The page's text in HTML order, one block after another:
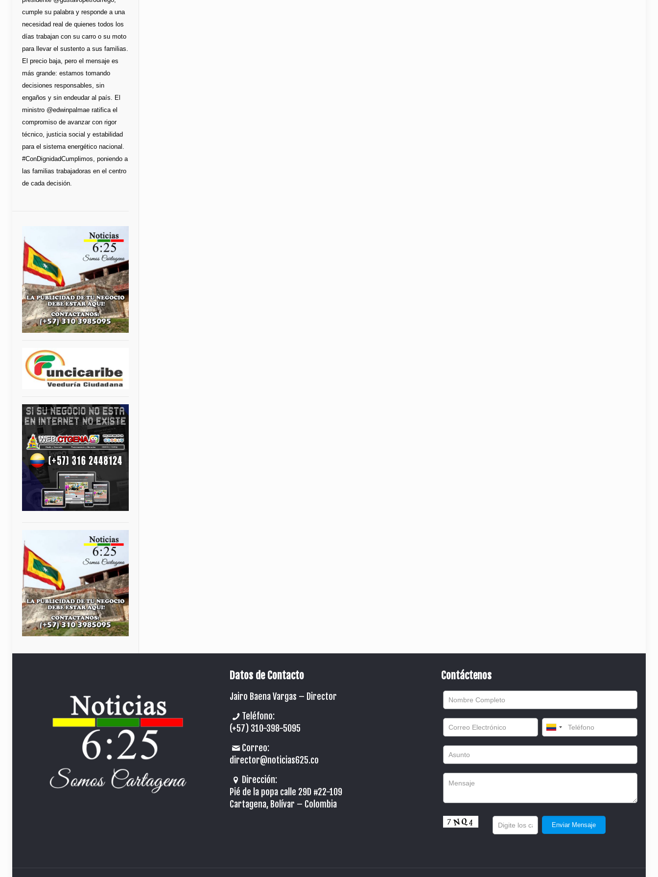
cumple su palabra y responde a una
necesidad real de quienes todos los
días trabajan con su carro o su moto
para llevar el sustento a sus familias.
El precio baja, pero el mensaje es
más grande: estamos tomando
decisiones responsables, sin
engaños y sin endeudar al país. El
ministro @edwinpalmae ratifica el
compromiso de avanzar con rigor
técnico, justicia social y estabilidad
para el sistema energético nacional.
#ConDignidadCumplimos, poniendo a
las familias trabajadoras en el centro
de cada decisión.
Datos de Contacto
Jairo Baena Vargas – Director
Teléfono:
(+57) 310-398-5095
Correo:
director@noticias625.co
Dirección:
Pié de la popa calle 29D #22-109
Cartagena, Bolívar – Colombia
Contáctenos